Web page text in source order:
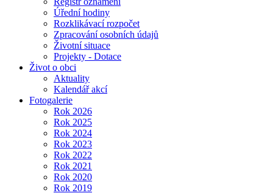
Úřední hodiny
Rozklikávací rozpočet
Zpracování osobních údajů
Životní situace
Projekty - Dotace
Život o obci
Aktuality
Kalendář akcí
Fotogalerie
Rok 2026
Rok 2025
Rok 2024
Rok 2023
Rok 2022
Rok 2021
Rok 2020
Rok 2019